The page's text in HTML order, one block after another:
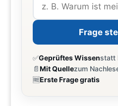
Frage
✅Geprüftes Wissenstatt
📄Mit Quellezum
🆓Erste Frage gratis